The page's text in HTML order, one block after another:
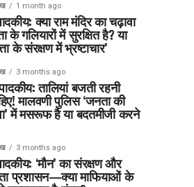
1 month ago
क्या राम मंदिर का चढ़ावा
के गलियारों में सुरक्षित है? या
के संरक्षण में भ्रष्टाचार’
3 months ago
तालियां बजती रहनी
मालवणी पुलिस ‘जनता की
में मसरूफ है या बदतमीजी करने
3 months ago
‘मौन’ का संरक्षण और
प्रशासन—क्या माफियाओं के